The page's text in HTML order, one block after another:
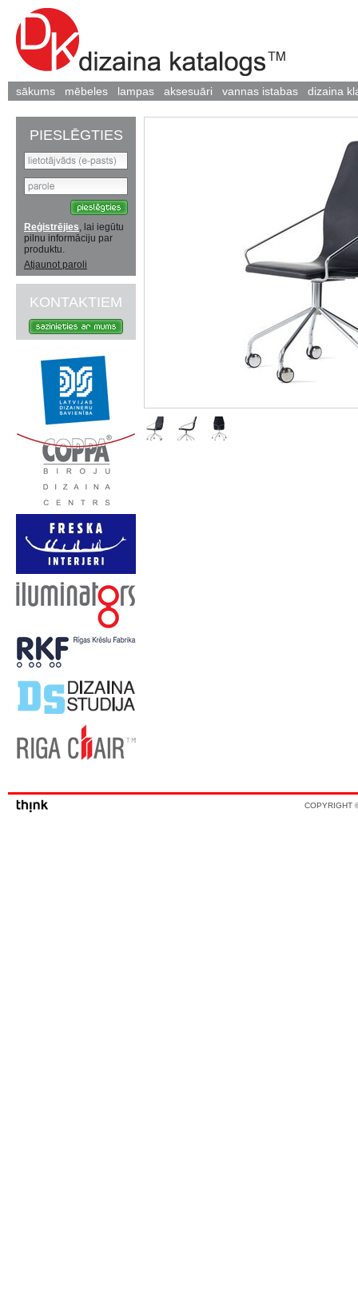
sākums mēbeles lampas aksesuāri vannas istabas dizaina
PIESLĒGTIES
Reģistrējies, lai iegūtu
pilnu informāciju par
produktu.
Atjaunot paroli
KONTAKTIEM
COPYRIGHT